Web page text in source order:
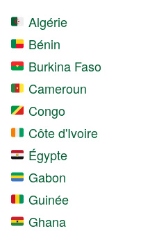
Algérie
Bénin
Burkina Faso
Cameroun
Congo
Côte d'Ivoire
Égypte
Gabon
Guinée
Ghana